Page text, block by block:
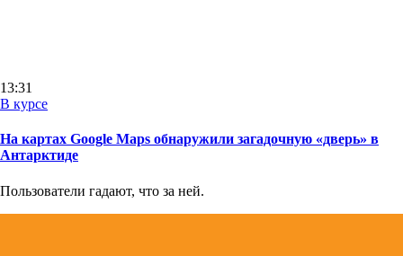
13:31
В курсе
На картах Google Maps обнаружили загадочную «дверь» в
Антарктиде
Пользователи гадают, что за ней.